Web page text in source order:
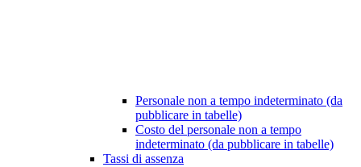
Personale non a tempo indeterminato (da
pubblicare in tabelle)
Costo del personale non a tempo
indeterminato (da pubblicare in tabelle)
Tassi di assenza